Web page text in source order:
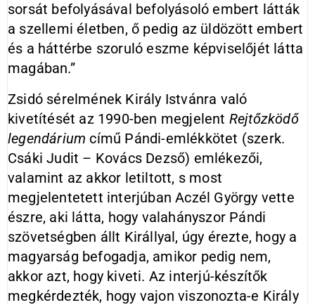
sorsát befolyásával befolyásoló embert látták
a szellemi életben, ő pedig az üldözött embert
és a háttérbe szoruló eszme képviselőjét látta
magában.”
Zsidó sérelmének Király Istvánra való
kivetítését az 1990-ben megjelent Rejtőzködő
legendárium című Pándi-emlékkötet (szerk.
Csáki Judit – Kovács Dezső) emlékezői,
valamint az akkor letiltott, s most
megjelentetett interjúban Aczél György vette
észre, aki látta, hogy valahányszor Pándi
szövetségben állt Királlyal, úgy érezte, hogy a
magyarság befogadja, amikor pedig nem,
akkor azt, hogy kiveti. Az interjú-készítők
megkérdezték, hogy vajon viszonozta-e Király